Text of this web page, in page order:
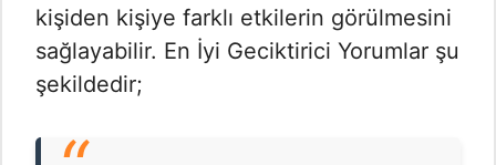
kişiden kişiye farklı etkilerin görülmesini
sağlayabilir. En İyi Geciktirici Yorumlar şu
şekildedir;